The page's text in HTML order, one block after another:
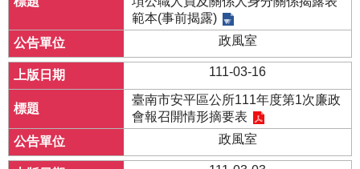
範本(事前揭露)
政風室
111-03-16
臺南市安平區公所111年度第1次廉政
會報召開情形摘要表
政風室